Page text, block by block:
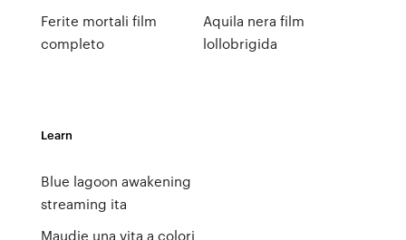
Ferite mortali film
completo
Aquila nera film
lollobrigida
Learn
Blue lagoon awakening
streaming ita
Maudie una vita a colori